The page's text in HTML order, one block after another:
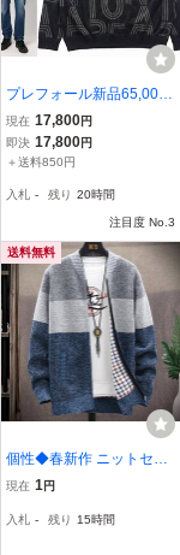
プレフォール新品65,000
円EMPORIO ARMANIア
ルマーニ★ゆったりお洒
落なドロップショルダー
ット【XXL＝日本3XL】
現在 17,800円
即決 17,800円
＋送料850円
入札 - 残り 20時間
注目度 No.3
送料無料
個性◆春新作 ニットセー
ター 裏ボア ニット メン
セーター コート シンプル
現在 1円
入札 - 残り 15時間